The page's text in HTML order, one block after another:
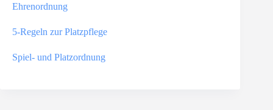
Ehrenordnung
5-Regeln zur Platzpflege
Spiel- und Platzordnung